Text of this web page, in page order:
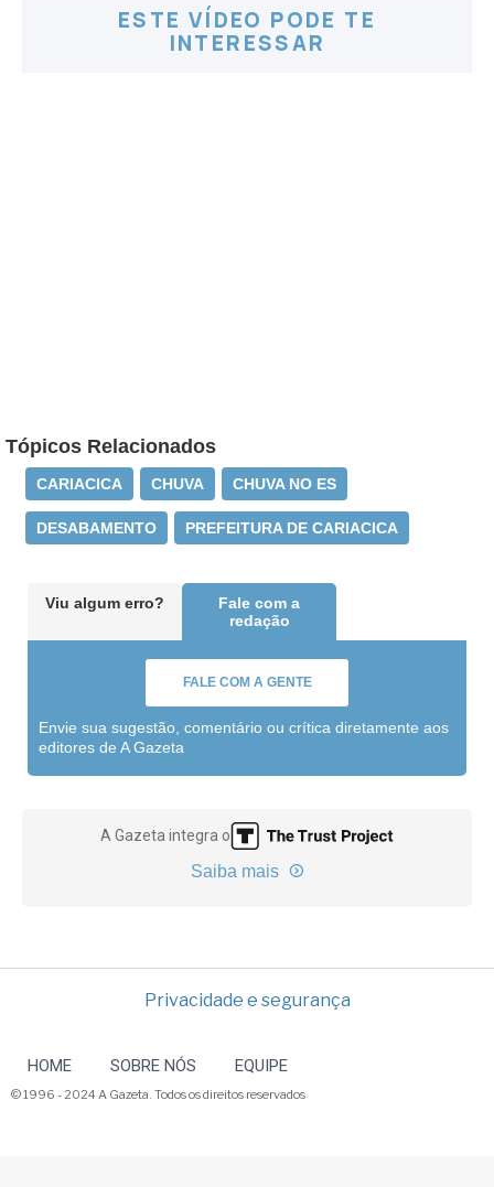
ESTE VÍDEO PODE TE
INTERESSAR
Tópicos Relacionados
CARIACICA CHUVA CHUVA NO ES
DESABAMENTO PREFEITURA DE CARIACICA
Viu algum erro?
Fale com a
redação
FALE COM A GENTE
Envie sua sugestão, comentário ou crítica diretamente aos
editores de A Gazeta
A Gazeta integra o
Saiba mais
Privacidade e segurança
HOME SOBRE NÓS EQUIPE
© 1996 - 2024 A Gazeta. Todos os direitos reservados